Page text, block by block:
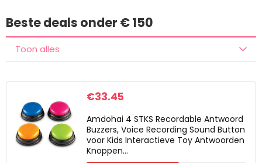
Beste deals onder € 150
Toon alles
€33.45
Amdohai 4 STKS Recordable Antwoord
Buzzers, Voice Recording Sound Button
voor Kids Interactieve Toy Antwoorden
Knoppen…